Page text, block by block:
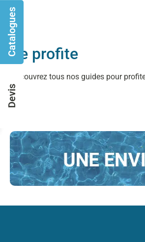
Catalogues
Devis
Je profite
Découvrez tous nos guides pour